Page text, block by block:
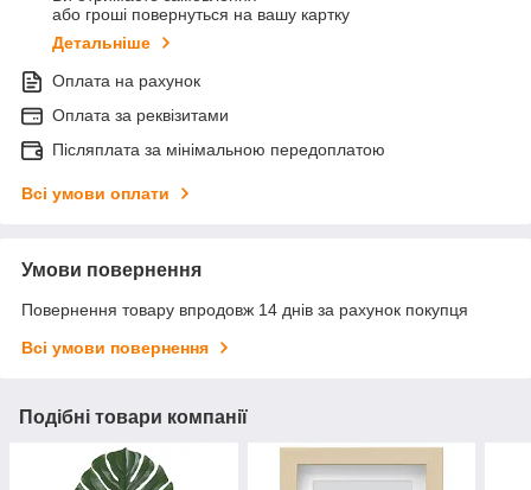
або гроші повернуться на вашу картку
Детальніше
Оплата на рахунок
Оплата за реквізитами
Післяплата за мінімальною передоплатою
Всі умови оплати
Умови повернення
Повернення товару впродовж 14 днів за рахунок покупця
Всі умови повернення
Подібні товари компанії